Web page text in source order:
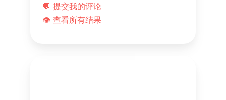
💬 提交我的评论
👁️ 查看所有结果